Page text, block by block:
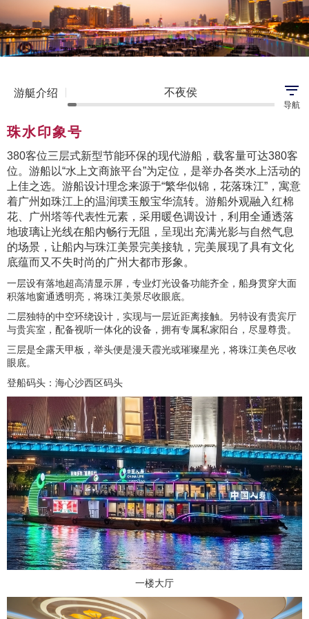
导航
游艇介绍 不夜侯
珠水印象号
380客位三层式新型节能环保的现代游船，载客量可达380客
位。游船以“水上文商旅平台”为定位，是举办各类水上活动的
上佳之选。游船设计理念来源于“繁华似锦，花落珠江”，寓意
着广州如珠江上的温润璞玉般宝华流转。游船外观融入红棉
花、广州塔等代表性元素，采用暖色调设计，利用全通透落
地玻璃让光线在船内畅行无阻，呈现出充满光影与自然气息
的场景，让船内与珠江美景完美接轨，完美展现了具有文化
底蕴而又不失时尚的广州大都市形象。
一层设有落地超高清显示屏，专业灯光设备功能齐全，船身贯穿大面
积落地窗通透明亮，将珠江美景尽收眼底。
二层独特的中空环绕设计，实现与一层近距离接触。另特设有贵宾厅
与贵宾室，配备视听一体化的设备，拥有专属私家阳台，尽显尊贵。
三层是全露天甲板，举头便是漫天霞光或璀璨星光，将珠江美色尽收
眼底。
登船码头：海心沙西区码头
一楼大厅